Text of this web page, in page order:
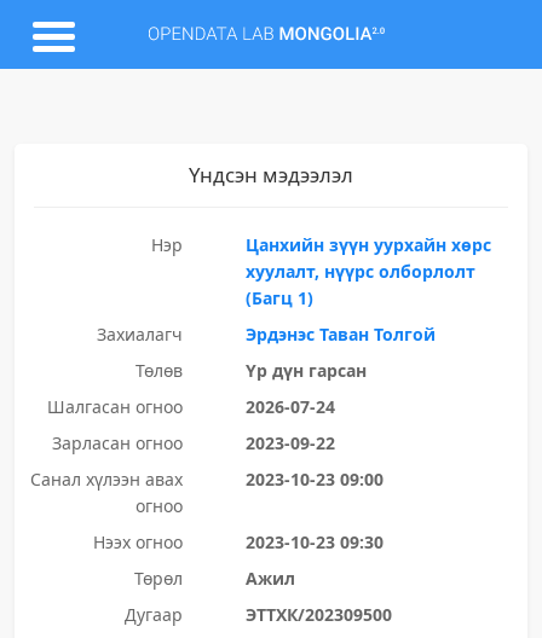
Үндсэн мэдээлэл
Нэр
Цанхийн зүүн уурхайн хөрс
хуулалт, нүүрс олборлолт
(Багц 1)
Захиалагч
Эрдэнэс Таван Толгой
Төлөв
Үр дүн гарсан
Шалгасан огноо
2026-07-24
Зарласан огноо
2023-09-22
Санал хүлээн авах
огноо
2023-10-23 09:00
Нээх огноо
2023-10-23 09:30
Төрөл
Ажил
Дугаар
ЭТТХК/202309500